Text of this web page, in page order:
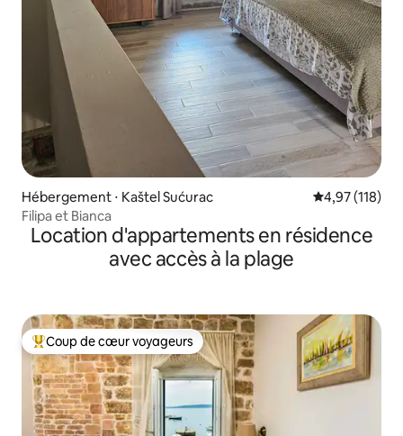
Hébergement ⋅ Kaštel Sućurac Évaluation
4,97 (118)
Filipa et Bianca
Location d'appartements en résidence
avec accès à la plage
Coups de cœur voyageurs les plus appréciés
Coup de cœur voyageurs